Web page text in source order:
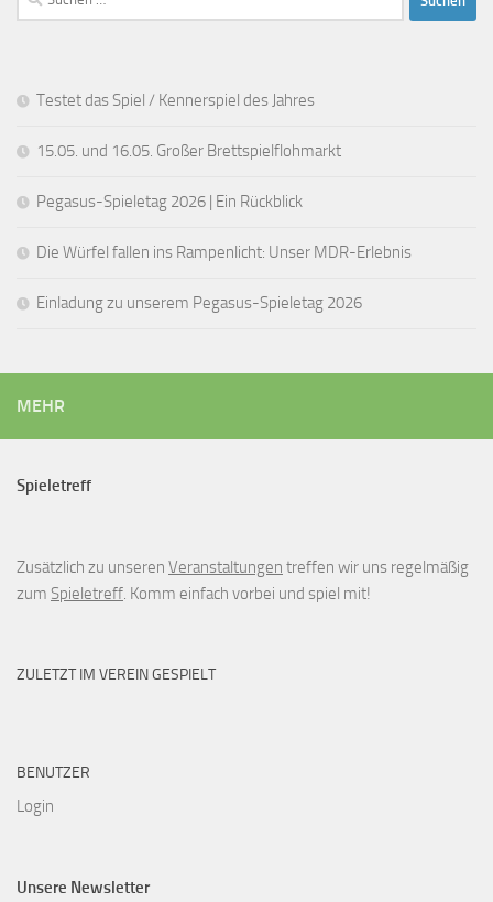
nach:
Testet das Spiel / Kennerspiel des Jahres
15.05. und 16.05. Großer Brettspielflohmarkt
Pegasus-Spieletag 2026 | Ein Rückblick
Die Würfel fallen ins Rampenlicht: Unser MDR-Erlebnis
Einladung zu unserem Pegasus-Spieletag 2026
MEHR
Spieletreff
Zusätzlich zu unseren Veranstaltungen treffen wir uns regelmäßig
zum Spieletreff. Komm einfach vorbei und spiel mit!
ZULETZT IM VEREIN GESPIELT
BENUTZER
Login
Unsere Newsletter